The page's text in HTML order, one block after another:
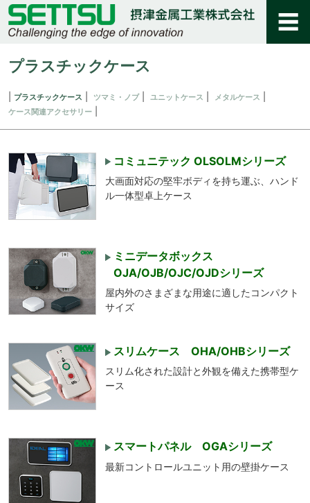
プラスチックケース
プラスチックケース ツマミ・ノブ ユニットケース
メタルケース
ケース関連アクセサリー
コミュニテック OLSOLMシリーズ
大画面対応の堅牢ボディを持ち運ぶ、ハンド
ル一体型卓上ケース
ミニデータボックス
OJA/OJB/OJC/OJDシリーズ
屋内外のさまざまな用途に適したコンパクト
サイズ
スリムケース OHA/OHBシリーズ
スリム化された設計と外観を備えた携帯型ケ
ース
スマートパネル OGAシリーズ
最新コントロールユニット用の壁掛ケース